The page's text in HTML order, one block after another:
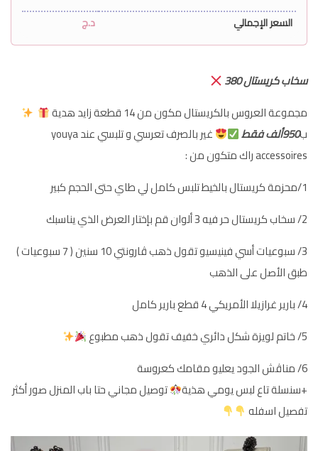
السعر الإجمالي
د.ج
سخاب كريستال 380
مجموعة العروس بالكريستال مكون من 14 قطعة زايد هدية
ب950ألف فقط
غير بالصرف تعرسي و تلبسي عند youya
accessoires راك متكون من :
1/محزمة كريستال بالخيط تلبس كامل لي طاي حتى الحجم كبير
2/ سخاب كريستال حر فيه 3 ألوان قم بإختار العرض الذي يناسبك
3/ سبوعيات أسي فينيسيو تقول ذهب ڤارونتي 10 سنين ( 7 سبوعيات )
طبق الأصل على الذهب
4/ بارير غرازيلا الأمريكي 4 قطع بارير كامل
5/ خاتم لويزة شكل دائري خفيف تقول ذهب مطبوع
6/ مناڤش الجود يعليو مقامك كعروسة
+سنسلة تاع لبس يومي هذية
توصيل مجاني حتا باب المنزل صور أكثر
تفصيل اسفله